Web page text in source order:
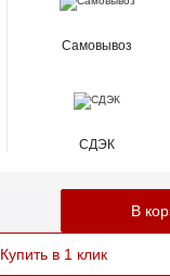
В
Купить в 1 клик
Самовывоз
СДЭК